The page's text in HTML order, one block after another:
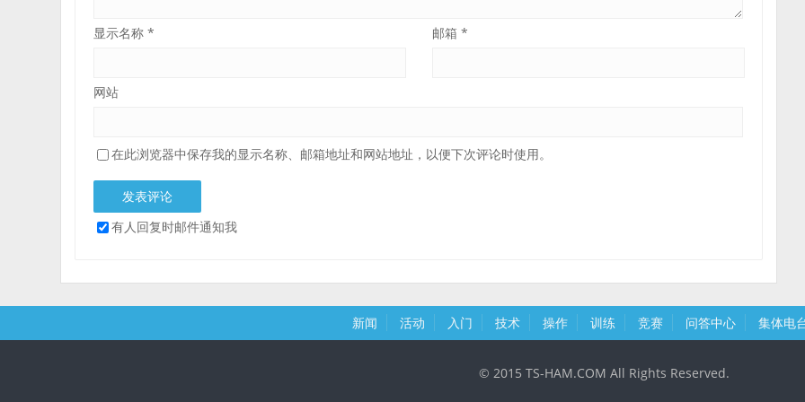
显示名称* 邮箱 *
网站
在此浏览器中保存我的显示名称、邮箱地址和网站地址，以便下次评论时使用。
有人回复时邮件通知我
新闻 活动 入门 技术 操作 训练 竞赛 问答中心 集体电
© 2015 TS-HAM.COM All Rights Reserved.